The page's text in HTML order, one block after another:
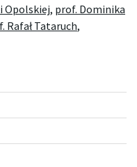
Opolskiej, prof. Dominika
Rafał Tataruch,